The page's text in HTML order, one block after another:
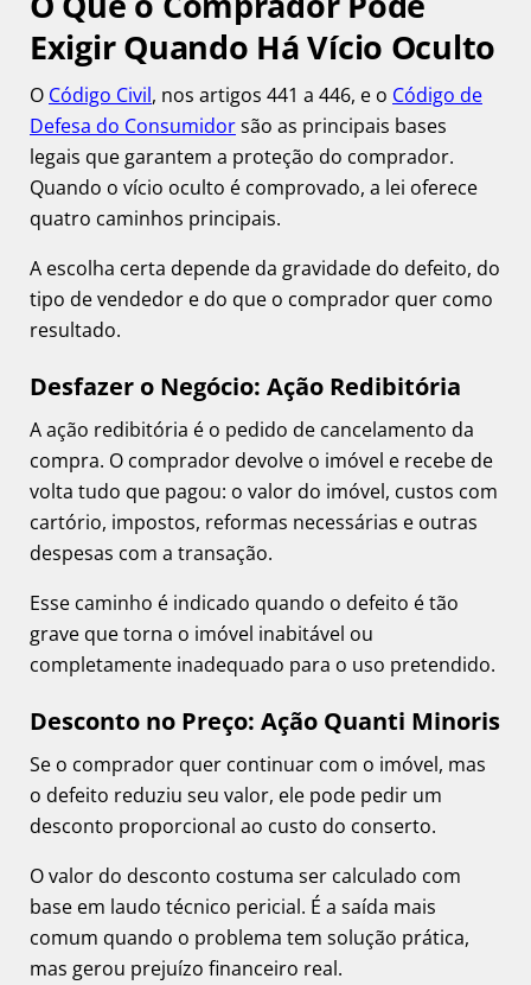
Exigir Quando Há Vício Oculto
O Código Civil, nos artigos 441 a 446, e o Código de
Defesa do Consumidorsão as principais bases
legais que garantem a proteção do comprador.
Quando o vício oculto é comprovado, a lei oferece
quatro caminhos principais.
A escolha certa depende da gravidade do defeito, do
tipo de vendedor e do que o comprador quer como
resultado.
Desfazer o Negócio: Ação Redibitória
A ação redibitória é o pedido de cancelamento da
compra. O comprador devolve o imóvel e recebe de
volta tudo que pagou: o valor do imóvel, custos com
cartório, impostos, reformas necessárias e outras
despesas com a transação.
Esse caminho é indicado quando o defeito é tão
grave que torna o imóvel inabitável ou
completamente inadequado para o uso pretendido.
Desconto no Preço: Ação Quanti Minoris
Se o comprador quer continuar com o imóvel, mas
o defeito reduziu seu valor, ele pode pedir um
desconto proporcional ao custo do conserto.
O valor do desconto costuma ser calculado com
base em laudo técnico pericial. É a saída mais
comum quando o problema tem solução prática,
mas gerou prejuízo financeiro real.